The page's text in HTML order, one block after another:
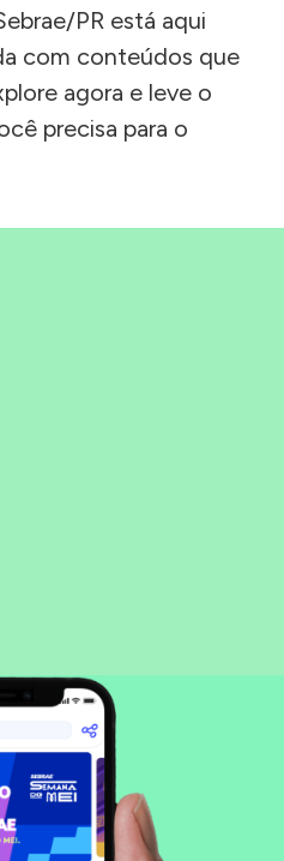
PR está aqui
com conteúdos que
agora e leve o
precisa para o